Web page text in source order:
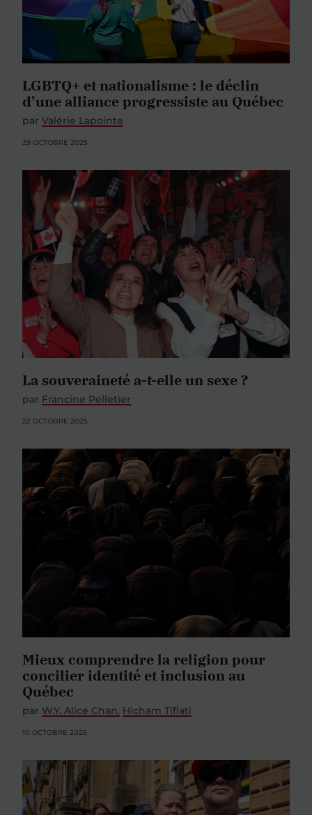
LGBTQ+ et nationalisme : le déclin
d’une alliance progressiste au Québec
par Valérie Lapointe
29 OCTOBRE 2025
La souveraineté a-t-elle un sexe ?
par Francine Pelletier
22 OCTOBRE 2025
Mieux comprendre la religion pour
concilier identité et inclusion au
Québec
par W.Y. Alice Chan Hicham Tiflati
10 OCTOBRE 2025